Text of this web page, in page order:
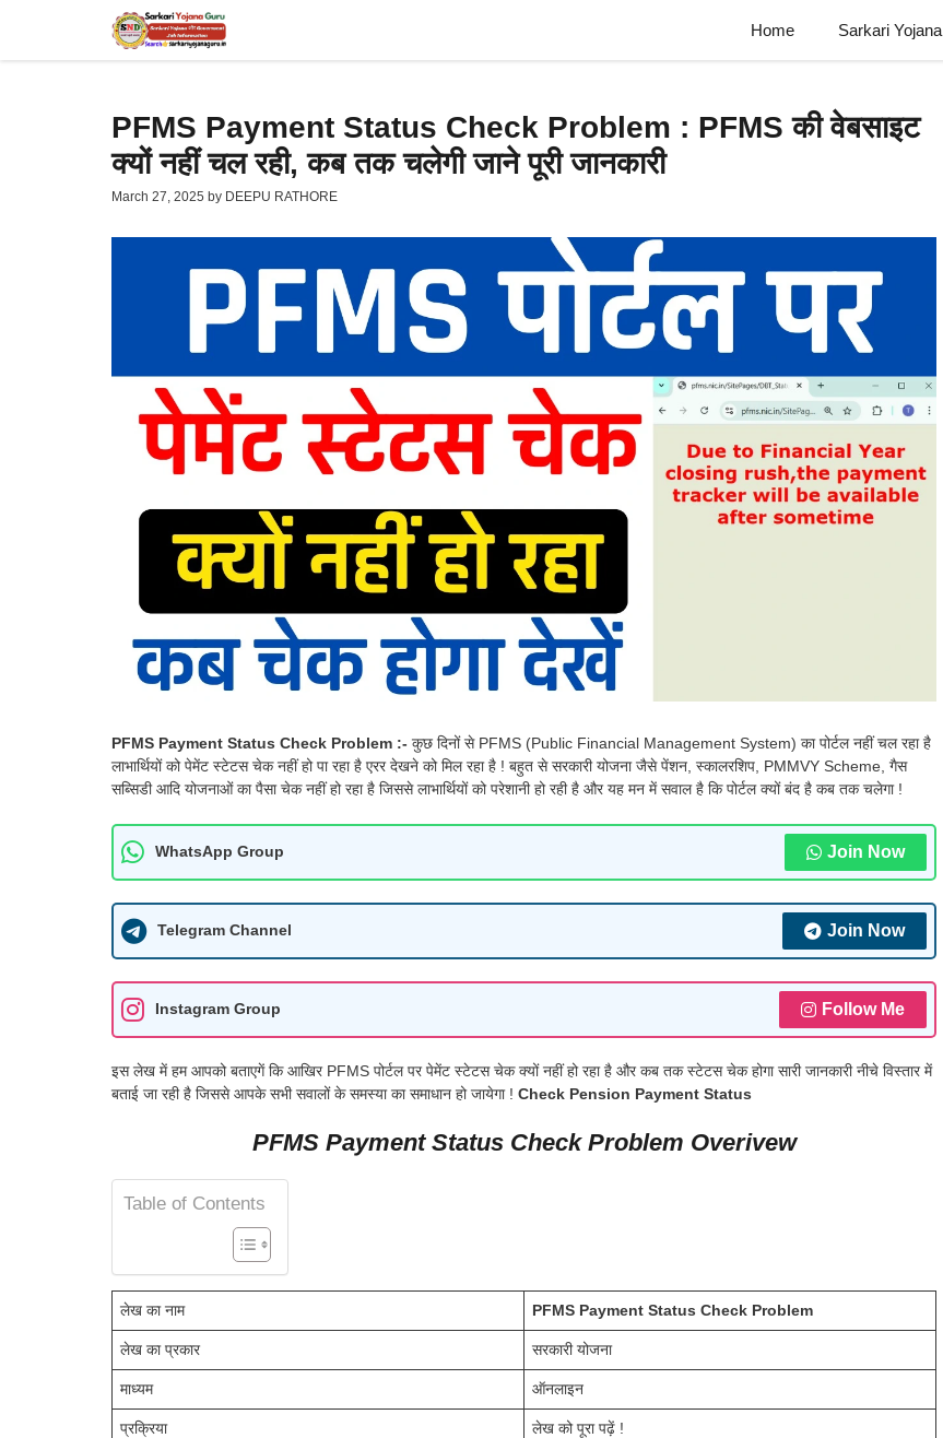
Home Sarkari Yojana
PFMS Payment Status Check Problem : PFMS की वेबसाइट
क्यों नहीं चल रही, कब तक चलेगी जाने पूरी जानकारी
March 27, 2025 by DEEPU RATHORE
PFMS Payment Status Check Problem :- कुछ दिनों से PFMS (Public Financial Management System) का पोर्टल नहीं चल रहा है
लाभार्थियों को पेमेंट स्टेटस चेक नहीं हो पा रहा है एरर देखने को मिल रहा है ! बहुत से सरकारी योजना जैसे पेंशन, स्कालरशिप, PMMVY Scheme, गैस
सब्सिडी आदि योजनाओं का पैसा चेक नहीं हो रहा है जिससे लाभार्थियों को परेशानी हो रही है और यह मन में सवाल है कि पोर्टल क्यों बंद है कब तक चलेगा !
WhatsApp Group Join Now
Telegram Channel Join Now
Instagram Group Follow Me
इस लेख में हम आपको बताएगें कि आखिर PFMS पोर्टल पर पेमेंट स्टेटस चेक क्यों नहीं हो रहा है और कब तक स्टेटस चेक होगा सारी जानकारी नीचे विस्तार में
बताई जा रही है जिससे आपके सभी सवालों के समस्या का समाधान हो जायेगा ! Check Pension Payment Status
PFMS Payment Status Check Problem Overivew
Table of Contents
लेख का नाम PFMS Payment Status Check Problem
लेख का प्रकार सरकारी योजना
माध्यम ऑनलाइन
प्रक्रिया लेख को पूरा पढ़ें !